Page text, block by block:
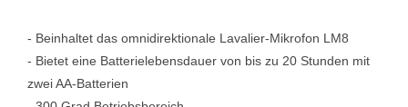
- Beinhaltet das omnidirektionale Lavalier-Mikrofon LM8
- Bietet eine Batterielebensdauer von bis zu 20 Stunden mit
zwei AA-Batterien